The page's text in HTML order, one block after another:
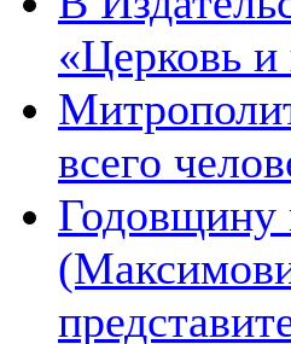
«Церковь и
всего
Годовщину